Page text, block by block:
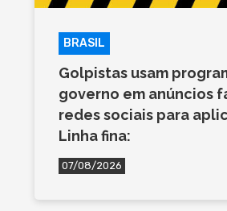
BRASIL
Golpistas usam
governo em anúncios
redes sociais para
Linha fina:
07/08/2026